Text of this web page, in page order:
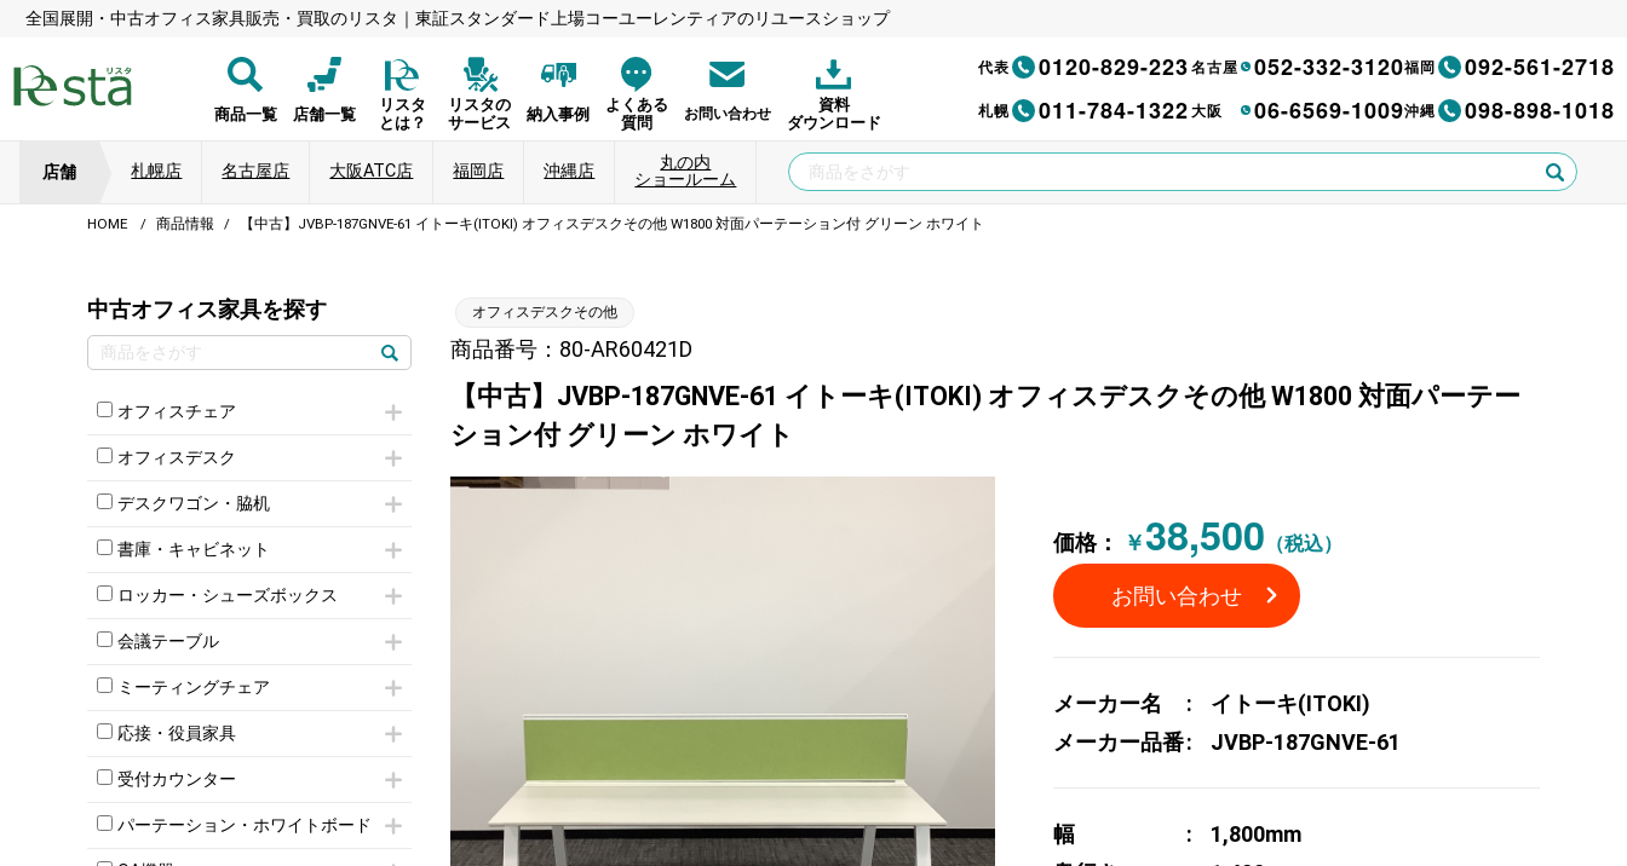
全国展開・中古オフィス家具販売・買取のリスタ｜東証スタンダード上場コーユーレンティアのリユースショップ
商品一覧 店舗一覧
リスタ
とは？
リスタの
サービス
納入事例
よくある
質問
お問い合わせ
資料
ダウンロード
代表 0120-829-223名古屋 052-332-3120福岡 092-561-2718
札幌 011-784-1322大阪 06-6569-1009沖縄 098-898-1018
店舗 札幌店 名古屋店 大阪ATC店 福岡店 沖縄店
丸の内
ショールーム
HOME 商品情報 【中古】JVBP-187GNVE-61 イトーキ(ITOKI) オフィスデスクその他 W1800 対面パーテーション付 グリーン ホワイト
中古オフィス家具を探す
オフィスチェア
肘付きチェア
肘無しチェア
役員チェア
オフィスチェアその他
オフィスデスク
片袖机
フリーアドレスデスク（ベンチデスク）
昇降デスク
両袖机
デスクワゴン・脇机
インワゴン2段
インワゴン3段
脇机
書庫・キャビネット
ハイキャビネット
ローキャビネット
両開きキャビネット
上下連結キャビネット
軽量ラック（スチールラック）
収納家具その他
オープン書庫
両開書庫
ロッカー・シューズボックス
1人用ロッカー
2人用ロッカー
3人用ロッカー
5人用ロッカー
8人用ロッカー
多人数ロッカー
シリンダー錠ロッカー
会議テーブル
ミーティングテーブル
スタッキングテーブル
ネスティングテーブル
カウンターテーブル
T字脚テーブル
ミーティングチェア
キャスター付きミーティングチェア
スタッキングミーティングチェア
テーブル付きミーティングチェア
折りたたみミーティングチェア
応接・役員家具
応接セット
応接ソファ
応接チェア
受付カウンター
ハイカウンター
ローカウンター
パーテーション・ホワイトボード
パーテーション
オフィスデスクその他
商品番号：80-AR60421D
【中古】JVBP-187GNVE-61 イトーキ(ITOKI) オフィスデスクその他 W1800 対面パーテー
ション付 グリーン ホワイト
価格： ￥38,500 （税込）
お問い合わせ
メーカー名
イトーキ(ITOKI)
メーカー品番
JVBP-187GNVE-61
幅
1,800mm